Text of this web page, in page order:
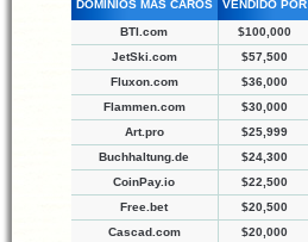
DOMINIOS MÁS CAROS VENDIDO POR
BTI.com $100,000
JetSki.com
$57,500
Fluxon.com
$36,000
Flammen.com
$30,000
Art.pro
$25,999
Buchhaltung.de
$24,300
CoinPay.io
$22,500
Free.bet
$20,500
Cascad.com
$20,000